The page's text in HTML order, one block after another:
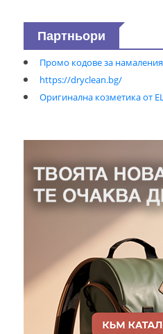
Партньори
Промо кодове за
https://dryclean.bg/
Оригинална козметика от